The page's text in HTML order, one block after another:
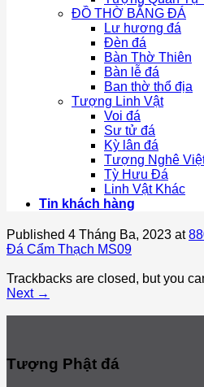
ĐỒ THỜ BẰNG ĐÁ
Lư hương đá
Đèn đá
Bàn Thờ Thiên
Bàn lễ đá
Ban thờ thổ địa
Tượng Linh Vật
Voi đá
Sư tử đá
Kỳ lân đá
Tượng Nghê
Tỳ Hưu Đá
Linh Vật Khác
Tin khách hàng
Published 4 Tháng Ba, 2023 at
Đá Cẩm Thạch MS09
Trackbacks are closed, but you
Next →
Tượng Phật đá